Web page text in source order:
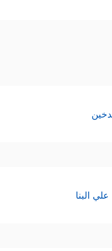
البنا